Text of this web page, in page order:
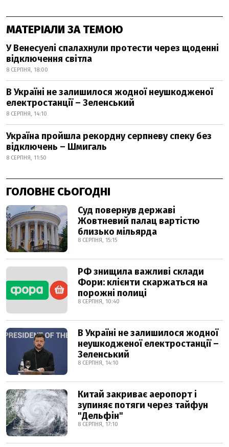
МАТЕРІАЛИ ЗА ТЕМОЮ
У Венесуелі спалахнули протести через щоденні
відключення світла
8 СЕРПНЯ, 18:00
В Україні не залишилося жодної неушкодженої
електростанції – Зеленський
8 СЕРПНЯ, 14:10
Україна пройшла рекордну серпневу спеку без
відключень – Шмигаль
8 СЕРПНЯ, 11:50
ГОЛОВНЕ СЬОГОДНІ
Суд повернув державі
Жовтневий палац вартістю
близько мільярда
8 СЕРПНЯ, 15:15
РФ знищила важливі склади
Фори: клієнти скаржаться на
порожні полиці
8 СЕРПНЯ, 10:40
В Україні не залишилося жодної
неушкодженої електростанції –
Зеленський
8 СЕРПНЯ, 14:10
Китай закриває аеропорт і
зупиняє потяги через тайфун
"Дельфін"
8 СЕРПНЯ, 17:10